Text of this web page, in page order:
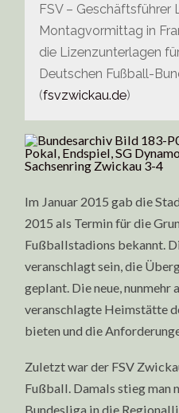
FSV – Geschäftsführer
Montagvormittag in
die Lizenzunterlagen
Deutschen Fußball-
(fsvzwickau.de)
Im Januar 2015 gab die
2015 als Termin für die
Fußballstadions bekannt.
veranschlagt sein, die
geplant. Die neue,
veranschlagte Heimstätte
bieten und die
Zuletzt war der FSV
Fußball. Damals stieg man
Bundesliga in die